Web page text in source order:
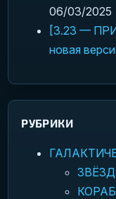
06/03/2025
[3.23 —
новая
РУБРИКИ